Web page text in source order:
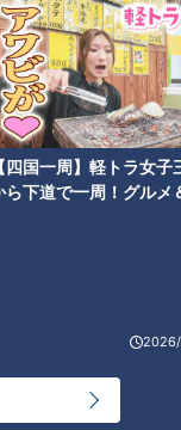
四国一周】軽トラ女子
ら下道で一周！グルメ
今回」
、まず、前年の6
太の方針が決定す
予算額をとりまと
務作業がスター
に合わせるという
大への対策を優先